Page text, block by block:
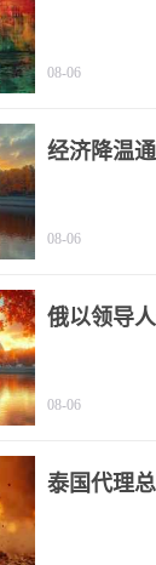
08-06
经济降温
08-06
俄以领导
08-06
泰国代理